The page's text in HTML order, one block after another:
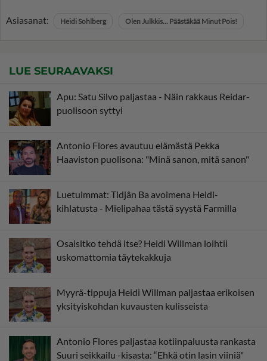
Asiasanat: Heidi Sohlberg Olen Julkkis... Päästäkää Minut Pois!
LUE SEURAAVAKSI
Apu: Satu Silvo paljastaa - Näin rakkaus Reidar-
puolisoon syttyi
Antonio Flores avautuu elämästä Pekka
Haaviston puolisona: "Minä sanon, mitä sanon"
Luetuimmat: Tidjân Ba avoimena Heidi-
kihlatusta - Mielipahaa tästä syystä Farmilla
Osaisitko tehdä itse? Heidi Willman loihtii
uskomattomia täytekakkuja
Myyrä-tippuja Heidi Willman paljastaa erikoisen
yksityiskohdan kuvausten kulisseista
Antonio Flores paljastaa kotiinpaluusta rankasta
Suuri seikkailu -kisasta: “Ehkä otin lasin viiniä"